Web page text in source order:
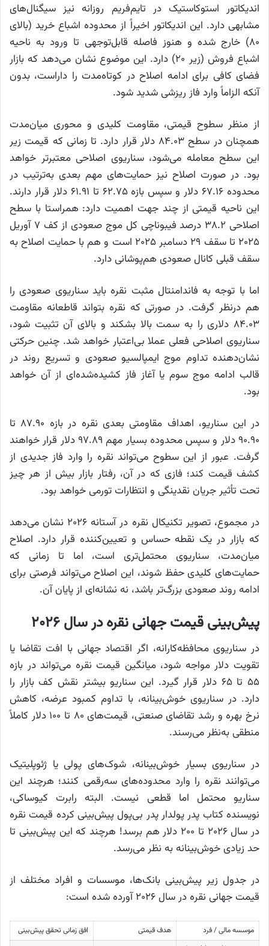
اندیکاتور استوکاستیک در تایم‌فریم روزانه نیز سیگنال‌های
مشابهی دارد. این اندیکاتور اخیراً از محدوده اشباع خرید (بالای
۸۰) خارج شده و هنوز فاصله قابل‌توجهی تا ورود به ناحیه
اشباع فروش (زیر ۲۰) دارد. این موضوع نشان می‌دهد که بازار
فضای کافی برای ادامه اصلاح در کوتاه‌مدت را داراست، بدون
آنکه الزاماً وارد فاز ریزشی شدید شود.
از منظر سطوح قیمتی، مقاومت کلیدی و محوری میان‌مدت
همچنان در سطح ۸۴.۰۳ دلار قرار دارد. تا زمانی که قیمت زیر
این سطح معامله می‌شود، سناریوی اصلاحی معتبرتر خواهد
بود. در صورت اصلاح نیز حمایت‌های مهم بعدی به‌ترتیب در
محدوده ۶۷.۱۶ دلار و سپس بازه ۶۲.۷۵ تا ۶۱.۹۱ دلار قرار دارند.
این ناحیه قیمتی از چند جهت اهمیت دارد: همراستا با سطح
اصلاحی ۳۸.۲ درصد فیبوناچی کل موج صعودی از کف ۷ آوریل
۲۰۲۵ تا سقف ۲۹ دسامبر ۲۰۲۵ است و هم با حمایت اصلاح به
سقف قبلی کانال صعودی هم‌پوشانی دارد.
اما با توجه به فاندامنتال مثبت نقره باید سناریوی صعودی را
هم درنظر گرفت. در صورتی که نقره بتواند قاطعانه مقاومت
۸۴.۰۳ دلاری را به سمت بالا بشکند و بالای آن تثبیت شود،
سناریوی اصلاحی فعلی عملا بی‌اعتبار خواهد شد. چنین حرکتی
نشان‌دهنده تداوم موج ایمپالسیو صعودی و تسریع روند در
قالب ادامه موج سوم یا آغاز فاز کشیده‌شده‌ای از آن خواهد
بود.
در این سناریو، اهداف مقاومتی بعدی نقره در بازه ۸۷.۹۰ تا
۹۰.۹۰ دلار و سپس محدوده بسیار مهم ۹۷.۸۹ دلار قرار خواهند
گرفت. عبور از این سطوح می‌تواند نقره را وارد فاز جدیدی از
کشف قیمت کند؛ فازی که در آن، رفتار بازار بیش از هر چیز
تحت تأثیر جریان نقدینگی و انتظارات تورمی خواهد بود.
در مجموع، تصویر تکنیکال نقره در آستانه ۲۰۲۶ نشان می‌دهد
که بازار در یک نقطه حساس و تعیین‌کننده قرار دارد. اصلاح
میان‌مدت، سناریوی محتمل‌تری است، اما تا زمانی که
حمایت‌های کلیدی حفظ شوند، این اصلاح می‌تواند فرصتی برای
ادامه روند صعودی بزرگ‌تر باشد، نه نشانه‌ای از پایان آن.
پیش‌بینی قیمت جهانی نقره در سال ۲۰۲۶
در سناریوی محافظه‌کارانه، اگر اقتصاد جهانی با افت تقاضا یا
تقویت دلار مواجه شود، میانگین قیمت نقره می‌تواند در بازه
۵۵ تا ۶۵ دلار قرار گیرد. این سناریو بیشتر نقش کف بازار را
دارد. در سناریوی خوش‌بینانه، با تداوم کمبود عرضه، کاهش
نرخ بهره و رشد تقاضای صنعتی، قیمت‌های ۸۰ تا ۱۰۰ دلار کاملاً
منطقی به‌نظر می‌رسند.
در سناریوی بسیار خوش‌بینانه، شوک‌های پولی یا ژئوپلیتیک
می‌توانند نقره را وارد محدوده‌های سه‌رقمی کنند؛ هرچند این
سناریو محتمل اما قطعی نیست. البته رابرت کیوساکی،
نویسنده کتاب پدر پولدار پدر بی‌پول پیش‌بینی کرده قیمت نقره
در سال ۲۰۲۶ تا ۲۰۰ دلار هم برسد! هرچند که این پیش‌بینی تا
حد زیادی خوش‌بینانه به نظر می‌رسد.
در جدول زیر پیش‌بینی بانک‌ها، موسسات و افراد مختلف از
قیمت جهانی نقره در سال ۲۰۲۶‌ آورده شده است:
موسسه مالی / فرد هدف قیمتی
افق زمانی تحقق پیش‌بینی